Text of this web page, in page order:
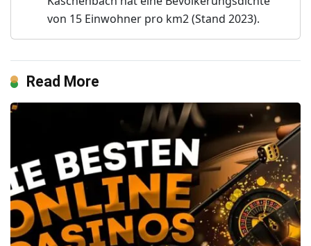
von 15 Einwohner pro km2 (Stand 2023).
Read More